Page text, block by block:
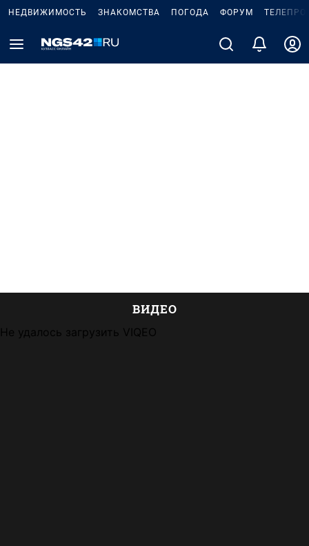
НЕДВИЖИМОСТЬ ЗНАКОМСТВА ПОГОДА ФОРУМ
ВИДЕО
Не удалось загрузить VIQEO